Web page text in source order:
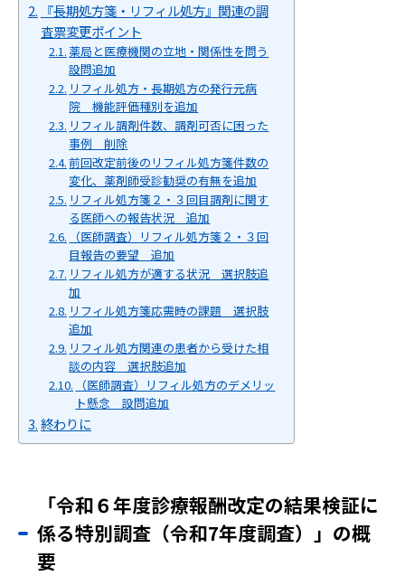
『長期処方箋・リフィル処方』関連の調
査票変更ポイント
薬局と医療機関の立地・関係性を問う
設問追加
リフィル処方・長期処方の発行元病
院 機能評価種別を追加
リフィル調剤件数、調剤可否に困った
事例 削除
前回改定前後のリフィル処方箋件数の
変化、薬剤師受診勧奨の有無を追加
リフィル処方箋２・３回目調剤に関す
る医師への報告状況 追加
（医師調査）リフィル処方箋２・３回
目報告の要望 追加
リフィル処方が適する状況 選択肢追
加
リフィル処方箋応需時の課題 選択肢
追加
リフィル処方関連の患者から受けた相
談の内容 選択肢追加
（医師調査）リフィル処方のデメリッ
ト懸念 設問追加
終わりに
「令和６年度診療報酬改定の結果検証に
係る特別調査（令和7年度調査）」の概
要